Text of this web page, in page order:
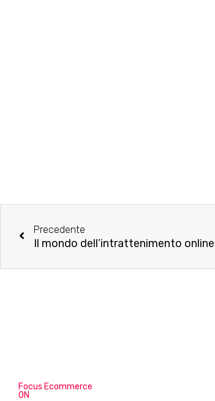
Precedente
Focus Ecommerce
ON